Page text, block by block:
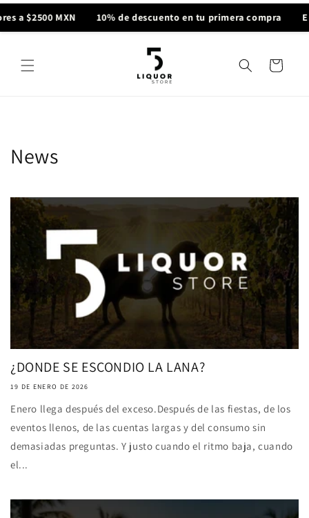
Ir
directamente
$2500 MXN 10% de descuento en tu primera compra
Carrito
News
¿DONDE SE ESCONDIO LA LANA?
19 DE ENERO DE 2026
Enero llega después del exceso.Después de las fiestas, de los
eventos llenos, de las cuentas largas y del consumo sin
demasiadas preguntas. Y justo cuando el ritmo baja, cuando
el...